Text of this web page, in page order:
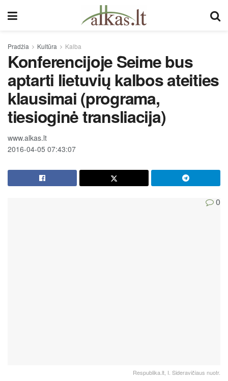
Pradžia Kultūra Kalba
Konferencijoje Seime bus
aptarti lietuvių kalbos ateities
klausimai (programa,
tiesioginė transliacija)
www.alkas.lt
2016-04-05 07:43:07
0
Respublika.lt, I. Sideravičiaus nuotr.